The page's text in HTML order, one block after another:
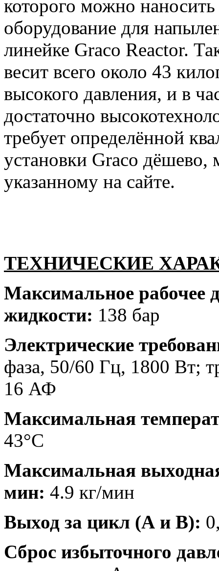
которого можно
оборудование для
линейке Graco Reactor.
весит всего около 43
высокого давления, и в
достаточно
требует определённой
установки Graco
указанному на сайте.
ТЕХНИЧЕСКИЕ
Максимальное рабочее
жидкости: 138 бар
Электрические
фаза, 50/60 Гц, 1800 Вт;
16 АФ
Максимальная
43°С
Максимальная
мин: 4.9 кг/мин
Выход за цикл (А и В):
Сброс избыточного